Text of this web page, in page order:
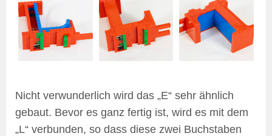
Nicht verwunderlich wird das „E“ sehr ähnlich
gebaut. Bevor es ganz fertig ist, wird es mit dem
„L“ verbunden, so dass diese zwei Buchstaben